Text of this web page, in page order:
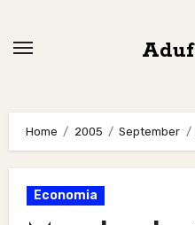
Home 2005 September
Economia